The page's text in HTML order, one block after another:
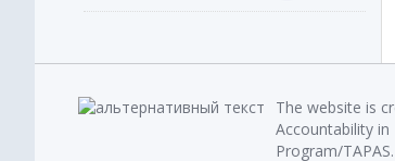
The website is
Accountability in
Program/